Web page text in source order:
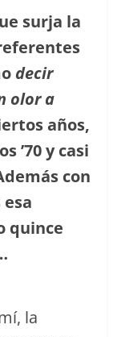
surja la
decir
olor a
años,
’70 y casi
con
quince
la